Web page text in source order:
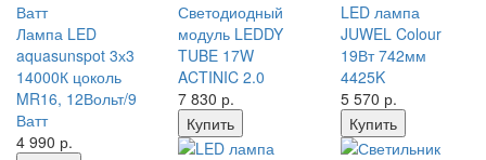
Лампа LED
aquasunspot 3х3
14000К цоколь
MR16, 12Вольт/9
Ватт
4 990 р.
Светодиодный
модуль LEDDY
TUBE 17W
ACTINIC 2.0
7 830 р.
Купить
LED лампа
JUWEL Colour
19Вт 742мм
4425K
5 570 р.
Купить